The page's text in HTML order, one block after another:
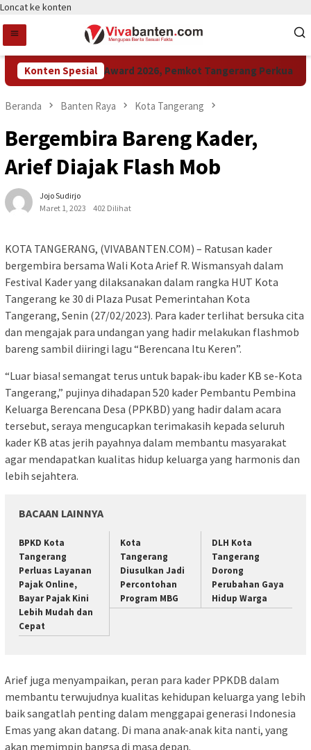
Loncat ke konten
Konten Spesial
Raih LPM Award 2026, Pemkot Tangerang Perkuat
Beranda Banten Raya Kota Tangerang
Bergembira Bareng Kader,
Arief Diajak Flash Mob
Jojo Sudirjo
Maret 1, 2023
402 Dilihat
KOTA TANGERANG, (VIVABANTEN.COM) – Ratusan kader
bergembira bersama Wali Kota Arief R. Wismansyah dalam
Festival Kader yang dilaksanakan dalam rangka HUT Kota
Tangerang ke 30 di Plaza Pusat Pemerintahan Kota
Tangerang, Senin (27/02/2023). Para kader terlihat bersuka cita
dan mengajak para undangan yang hadir melakukan flashmob
bareng sambil diiringi lagu “Berencana Itu Keren”.
“Luar biasa! semangat terus untuk bapak-ibu kader KB se-Kota
Tangerang,” pujinya dihadapan 520 kader Pembantu Pembina
Keluarga Berencana Desa (PPKBD) yang hadir dalam acara
tersebut, seraya mengucapkan terimakasih kepada seluruh
kader KB atas jerih payahnya dalam membantu masyarakat
agar mendapatkan kualitas hidup keluarga yang harmonis dan
lebih sejahtera.
BACAAN LAINNYA
BPKD Kota
Tangerang
Perluas Layanan
Pajak Online,
Bayar Pajak Kini
Lebih Mudah dan
Cepat
Kota
Tangerang
Diusulkan Jadi
Percontohan
Program MBG
DLH Kota
Tangerang
Dorong
Perubahan Gaya
Hidup Warga
Arief juga menyampaikan, peran para kader PPKDB dalam
membantu terwujudnya kualitas kehidupan keluarga yang lebih
baik sangatlah penting dalam menggapai generasi Indonesia
Emas yang akan datang. Di mana anak-anak kita nanti, yang
akan memimpin bangsa di masa depan.